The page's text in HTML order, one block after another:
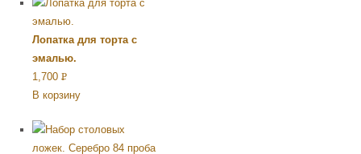
Лопатка для торта с
эмалью.
1,700 Р
УБ.
В корзину